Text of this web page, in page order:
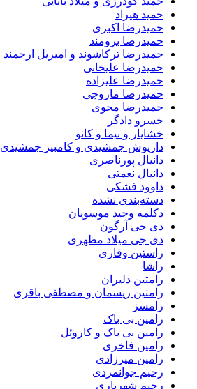
حمید هیراد
حمیدرضا اکبری
حمیدرضا برومند
حمیدرضا ترکاشوند و امیریل ارجمند
حمیدرضا علیخانی
حمیدرضا علیزاده
حمیدرضا مازوچی
حمیدرضا محوی
خسرو دادگر
خشایار و نیما و کانو
داریوش جمشیدی و کامبیز جمشیدی
دانیال پورناصری
دانیال نعمتی
داوود فشکی
دسته‌بندی نشده
دکلمه وحید موسویان
دی جی آرگون
دی جی میلاد مظهری
راستین وقاری
راشا
رامتین دلیران
رامتین ریسمان و مصطفی باقری
رامسز
رامین بی باک
رامین بی باک و کاروئل
رامین فاخری
رامین میرزادی
رحیم جوانمردی
رحیم شهریاری